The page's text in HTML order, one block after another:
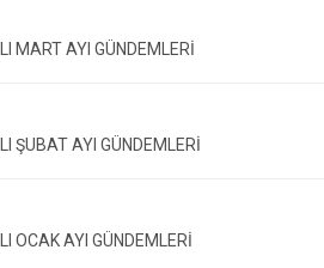
MART AYI GÜNDEMLERİ
ŞUBAT AYI GÜNDEMLERİ
OCAK AYI GÜNDEMLERİ